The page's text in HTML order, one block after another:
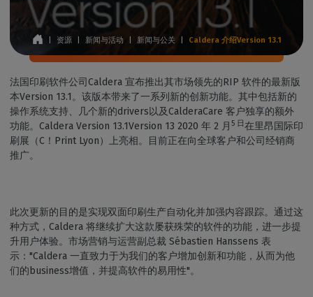
资源 新闻与活动 新闻与公关 Caldera 介绍Version 13.1
法国印刷软件公司Caldera 宣布推出其市场领先的RIP 软件的最新版
本Version 13.1。该版本带来了一系列新的创新功能。其中包括新的
操作系统支持、几个新的drivers以及CalderaCare 客户独享的额外
功能。Caldera Version 13.1Version 13 2020 年 2 月 5 日在里昂国际印
刷展（C！Print Lyon）上亮相。目前正在向全球客户和公司经销商
推广。
此次更新的目的是实现双面印刷生产自动化并加强内容跟踪。通过这
种方式，Caldera 将继续扩大这款屡获殊荣的软件的功能，进一步提
升用户体验。市场营销与运营副总裁 Sébastien Hanssens 表
示："Caldera 一直致力于为我们的客户增加创新和功能，从而为他
们的business增值，并提高软件的易用性"。